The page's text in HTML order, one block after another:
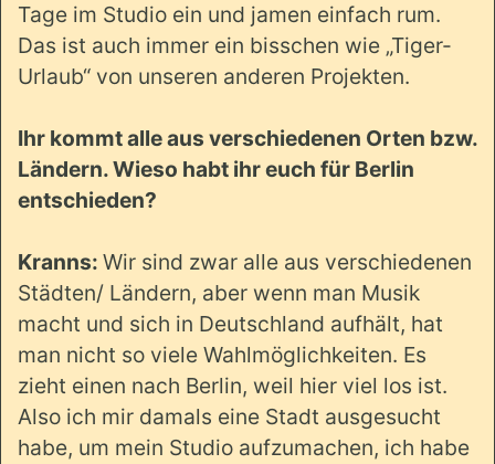
Tage im Studio ein und jamen einfach rum.
Das ist auch immer ein bisschen wie „Tiger-
Urlaub“ von unseren anderen Projekten.
Ihr kommt alle aus verschiedenen Orten bzw.
Ländern. Wieso habt ihr euch für Berlin
entschieden?
Kranns: Wir sind zwar alle aus verschiedenen
Städten/ Ländern, aber wenn man Musik
macht und sich in Deutschland aufhält, hat
man nicht so viele Wahlmöglichkeiten. Es
zieht einen nach Berlin, weil hier viel los ist.
Also ich mir damals eine Stadt ausgesucht
habe, um mein Studio aufzumachen, ich habe